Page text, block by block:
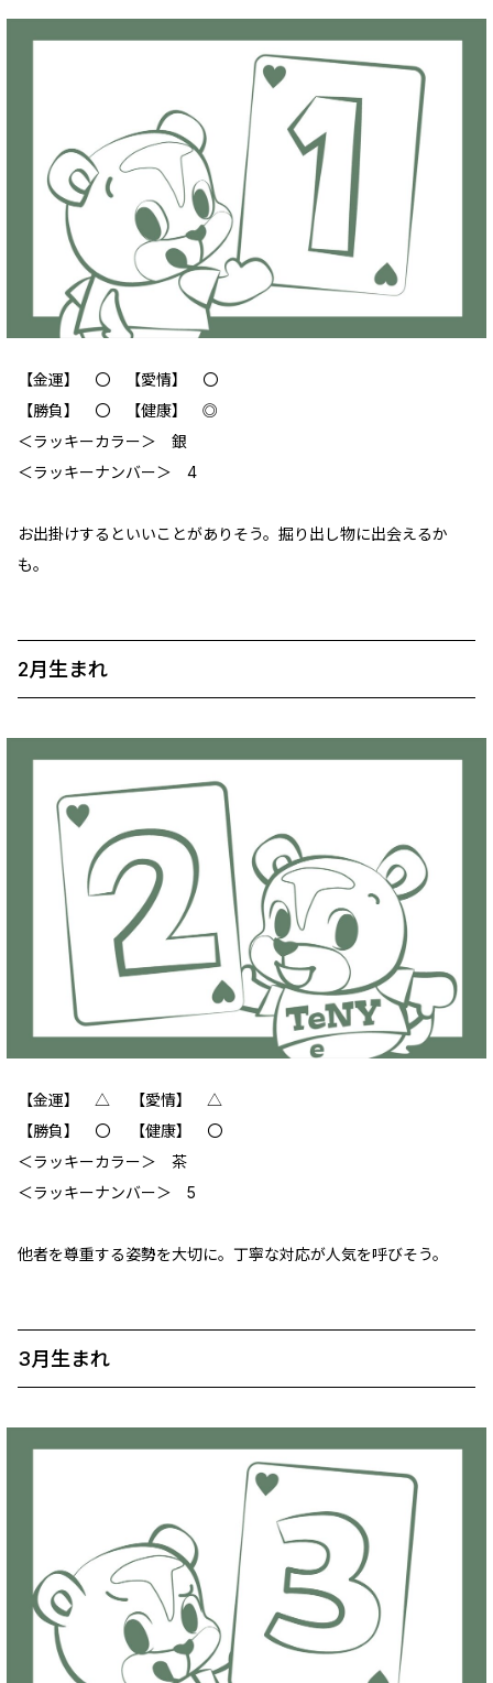
【金運】 〇 【愛情】 〇
【勝負】 〇 【健康】 ◎
＜ラッキーカラー＞ 銀
＜ラッキーナンバー＞ 4
お出掛けするといいことがありそう。掘り出し物に出会えるか
も。
2月生まれ
【金運】 △ 【愛情】 △
【勝負】 〇 【健康】 〇
＜ラッキーカラー＞ 茶
＜ラッキーナンバー＞ 5
他者を尊重する姿勢を大切に。丁寧な対応が人気を呼びそう。
3月生まれ